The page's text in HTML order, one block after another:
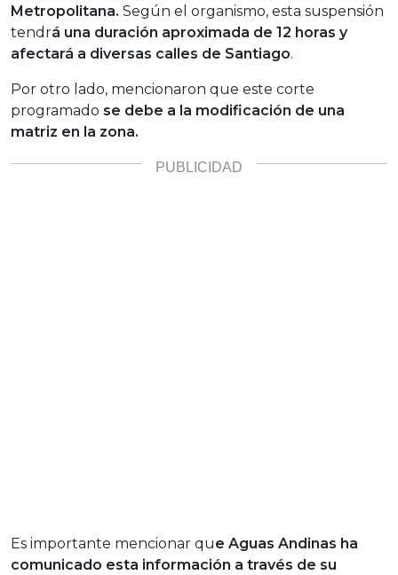
Metropolitana. Según el organismo, esta suspensión
tendrá una duración aproximada de 12 horas y
afectará a diversas calles de Santiago.
Por otro lado, mencionaron que este corte
programado se debe a la modificación de una
matriz en la zona.
Es importante mencionar que Aguas Andinas ha
comunicado esta información a través de su